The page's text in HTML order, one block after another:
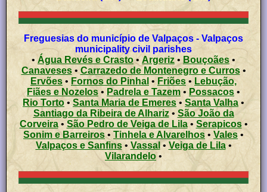
Freguesias do município de Valpaços - Valpaços
municipality civil parishes
• Água Revés e Crasto•Argeriz • Bouçoães •
Canaveses• Carrazedo de Montenegro e Curros •
Ervões • Fornos do Pinhal • Friões • Lebução,
Fiães e Nozelos • Padrela e Tazem • Possacos •
Rio Torto• Santa Maria de Emeres • Santa Valha •
Santiago da Ribeira de Alhariz• São João da
Corveira• São Pedro de Veiga de Lila• Serapicos•
Sonim e Barreiros• Tinhela e Alvarelhos • Vales •
Valpaços e Sanfins• Vassal • Veiga de Lila•
Vilarandelo •